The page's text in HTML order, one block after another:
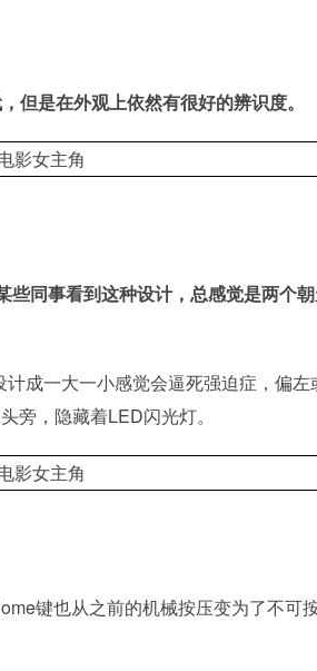
但是在外观上依然有很好的辨识度。
些同事看到这种设计，总感觉是两个
成一大一小感觉会逼死强迫症，偏左
旁，隐藏着LED闪光灯。
键也从之前的机械按压变为了不可